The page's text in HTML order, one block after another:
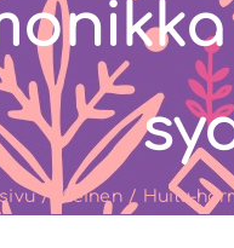
Yleinen Huilu-